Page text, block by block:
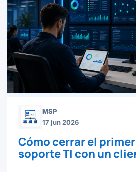
MSP
17 jun 2026
Cómo cerrar el
soporte TI con un